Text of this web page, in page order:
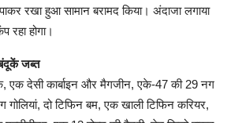
रखा हुआ सामान बरामद किया। अंदाजा लगाया
रहा होगा।
जब्त
एक देसी कार्बाइन और मैगजीन, एके-47 की 29 नग
दो टिफिन बम, एक खाली टिफिन करियर,